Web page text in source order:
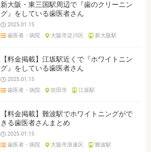
新大阪・東三国駅周辺で『歯のクリーニン
グ』をしている歯医者さん
2025.01.15
歯医者・病院
大阪市淀川区 新大阪駅
【料金掲載】江坂駅近くで『ホワイトニン
グ』をしている歯医者さん
2025.01.15
歯医者・病院
吹田市 江坂駅
【料金掲載】難波駅でホワイトニングがで
きる歯医者さんまとめ
2025.01.15
歯医者・病院
大阪市浪速区 難波駅